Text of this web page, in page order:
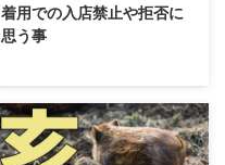
着用での入店禁止や拒否に
思う事